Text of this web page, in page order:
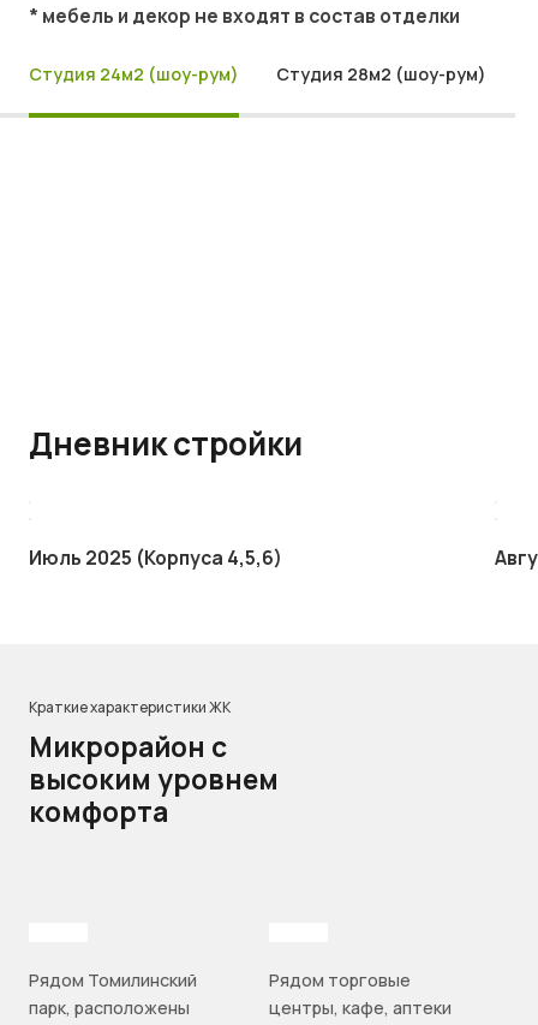
* мебель и декор не входят в состав отделки
Студия 24м2 (шоу-рум) Студия 28м2 (шоу-рум)
Дневник стройки
Июль 2025 (Корпуса 4,5,6)
Краткие характеристики ЖК
Микрорайон с
высоким уровнем
комфорта
Рядом Томилинский
парк, расположены
Рядом торговые
центры, кафе, аптеки